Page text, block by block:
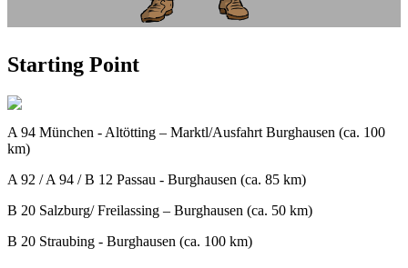
Starting Point
A 94 München - Altötting – Marktl/Ausfahrt Burghausen (ca. 100
km)
A 92 / A 94 / B 12 Passau - Burghausen (ca. 85 km)
B 20 Salzburg/ Freilassing – Burghausen (ca. 50 km)
B 20 Straubing - Burghausen (ca. 100 km)